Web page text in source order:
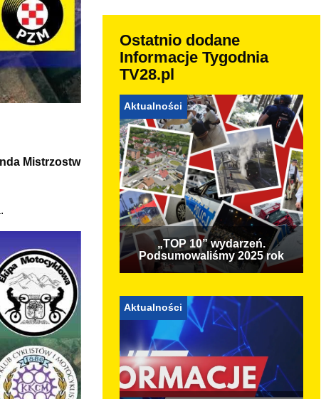
Mistrzostw
Ostatnio dodane
Informacje Tygodnia
TV28.pl
Aktualności
„TOP 10” wydarzeń.
Podsumowaliśmy 2025 rok
Aktualności